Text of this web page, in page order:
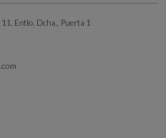
Entlo. Dcha., Puerta 1